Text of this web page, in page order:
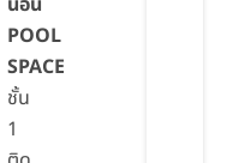
POOL
SPACE
ชั้น
1